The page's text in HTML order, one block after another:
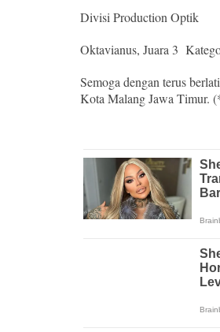
Divisi Production Optik
Oktavianus, Juara 3
Semoga dengan terus
Kota Malang Jawa Timur.